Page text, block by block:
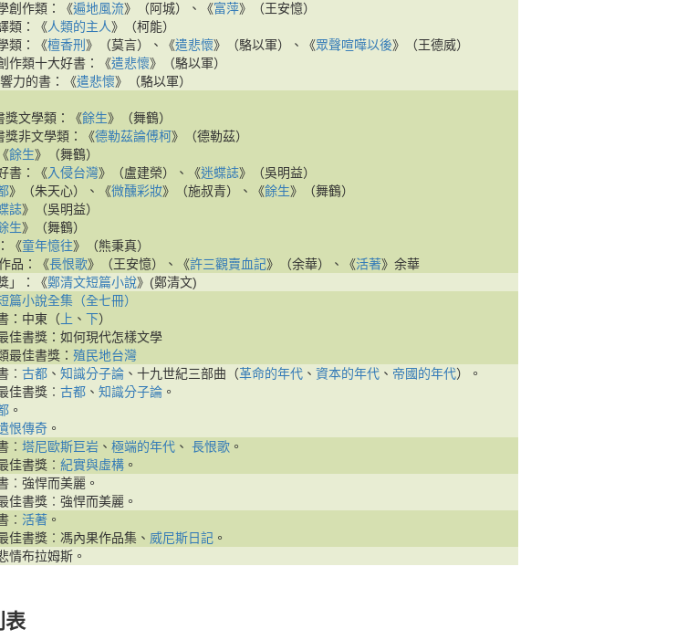
創作類：《遍地風流》（阿城）、《富萍》（王安憶）
類：《人類的主人》（柯能）
類：《檀香刑 》（莫言）、《遣悲懷》（駱以軍）、《眾聲喧嘩以後》（王德威）
作類十大好書：《遣悲懷》（駱以軍）
力的書：《遣悲懷》（駱以軍）
獎文學類：《餘生》（舞鶴）
獎非文學類：《德勒茲論傅柯》（德勒茲）
餘生》（舞鶴）
書：《入侵台灣》（盧建榮）、《迷蝶誌》（吳明益）
》（朱天心）、《微醺彩妝》（施叔青）、《餘生》（舞鶴）
誌》（吳明益）
生》（舞鶴）
《童年憶往》（熊秉真）
品：《長恨歌》（王安憶）、《許三觀賣血記》（余華）、《活著》余華
」：《鄭清文短篇小說》(鄭清文)
篇小說全集（全七冊）
：中東（ 上 、 下）
佳書獎：如何現代怎樣文學
最佳書獎： 殖民地台灣
︰ 古都、 知識分子論、十九世紀三部曲（革命的年代、 資本的年代、 帝國的年代）。
佳書獎︰ 古都、 知識分子論。
。
恨傳奇。
︰ 塔尼歐斯巨岩、 極端的年代、 長恨歌。
佳書獎︰ 紀實與虛構。
︰強悍而美麗。
佳書獎︰強悍而美麗。
︰ 活著。
佳書獎︰馮內果作品集、 威尼斯日記 。
情布拉姆斯。
表